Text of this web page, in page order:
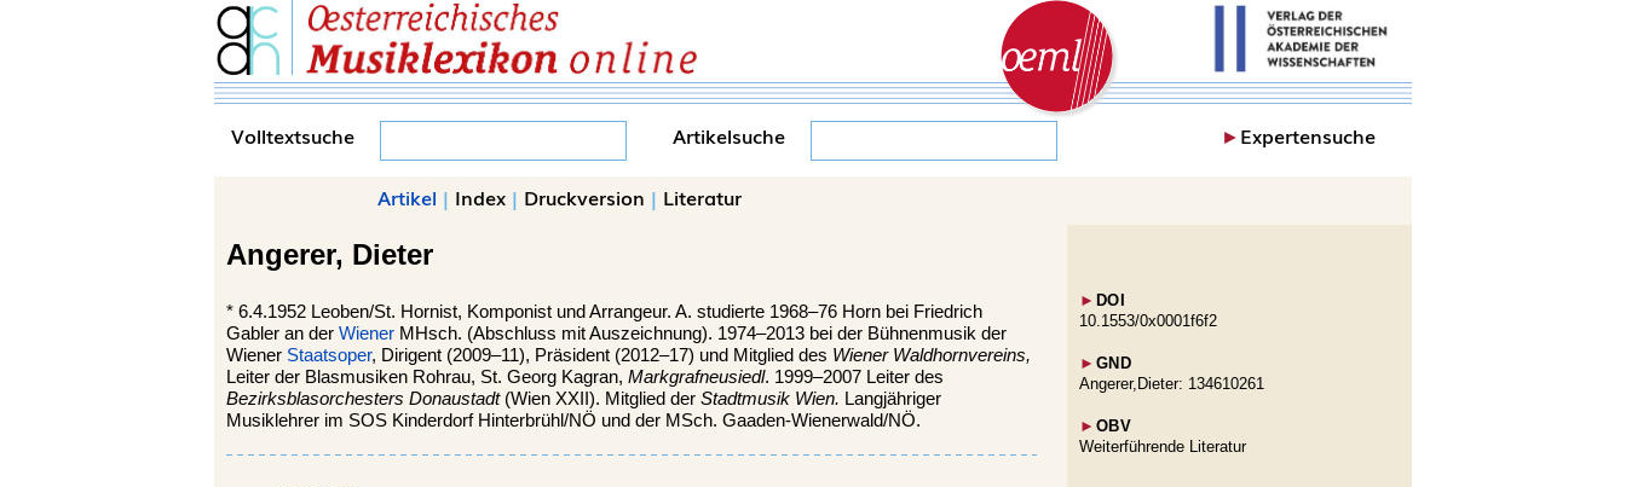
Volltextsuche Artikelsuche ►Expertensuche
Artikel | Index | Druckversion | Literatur
Angerer, Dieter
* 6.4.1952 Leoben/St. Hornist, Komponist und Arrangeur. A. studierte 1968–76 Horn bei Friedrich
Gabler an der Wiener MHsch. (Abschluss mit Auszeichnung). 1974–2013 bei der Bühnenmusik der
Wiener Staatsoper, Dirigent (2009–11), Präsident (2012–17) und Mitglied des Wiener Waldhornvereins,
Leiter der Blasmusiken Rohrau, St. Georg Kagran, Markgrafneusiedl. 1999–2007 Leiter des
Bezirksblasorchesters Donaustadt(Wien XXII). Mitglied der Stadtmusik Wien. Langjähriger
Musiklehrer im SOS Kinderdorf Hinterbrühl/NÖ und der MSch. Gaaden-Wienerwald/NÖ.
► DOI
10.1553/0x0001f6f2
► GND
Angerer,Dieter: 134610261
► OBV
Weiterführende Literatur